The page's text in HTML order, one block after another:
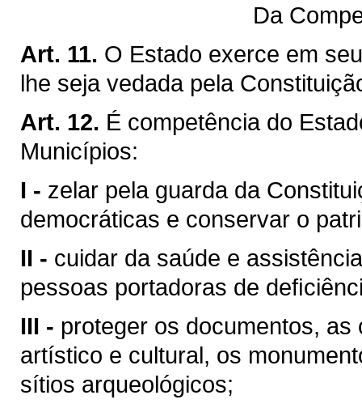
Da
Art. 11. O Estado exerce em
lhe seja vedada pela
Art. 12. É competência do
Municípios:
I - zelar pela guarda da
democráticas e conservar o
II - cuidar da saúde e
pessoas portadoras de
III - proteger os documentos,
artístico e cultural, os
sítios arqueológicos;